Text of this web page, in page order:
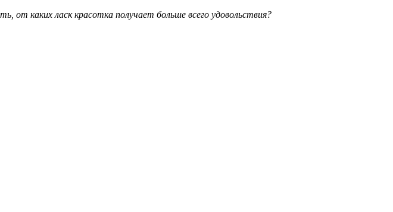
от каких ласк красотка получает больше всего удовольствия?